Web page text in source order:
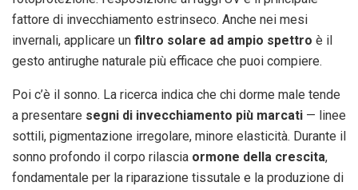
fattore di invecchiamento estrinseco. Anche nei mesi
invernali, applicare un filtro solare ad ampio spettro è il
gesto antirughe naturale più efficace che puoi compiere.
Poi c’è il sonno. La ricerca indica che chi dorme male tende
a presentare segni di invecchiamento più marcati — linee
sottili, pigmentazione irregolare, minore elasticità. Durante il
sonno profondo il corpo rilascia ormone della crescita,
fondamentale per la riparazione tissutale e la produzione di